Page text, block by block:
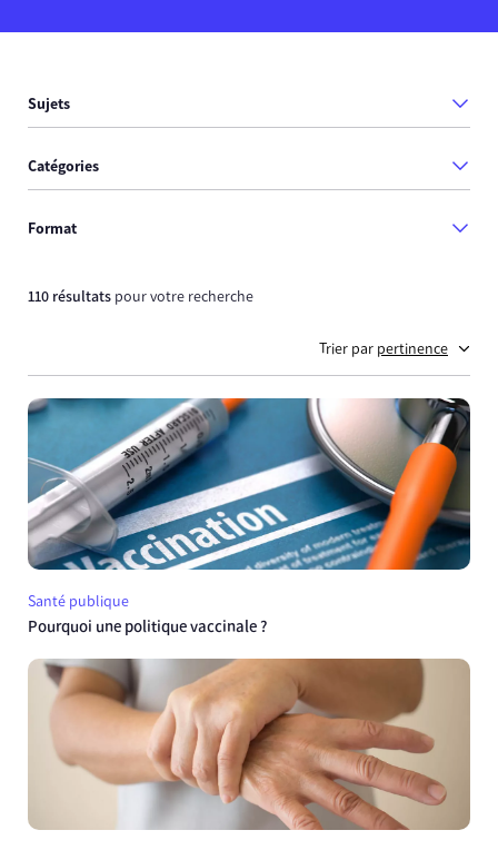
Sujets
Catégories
Format
110 résultats pour votre recherche
Trier par pertinence
Santé publique
Pourquoi une politique vaccinale ?